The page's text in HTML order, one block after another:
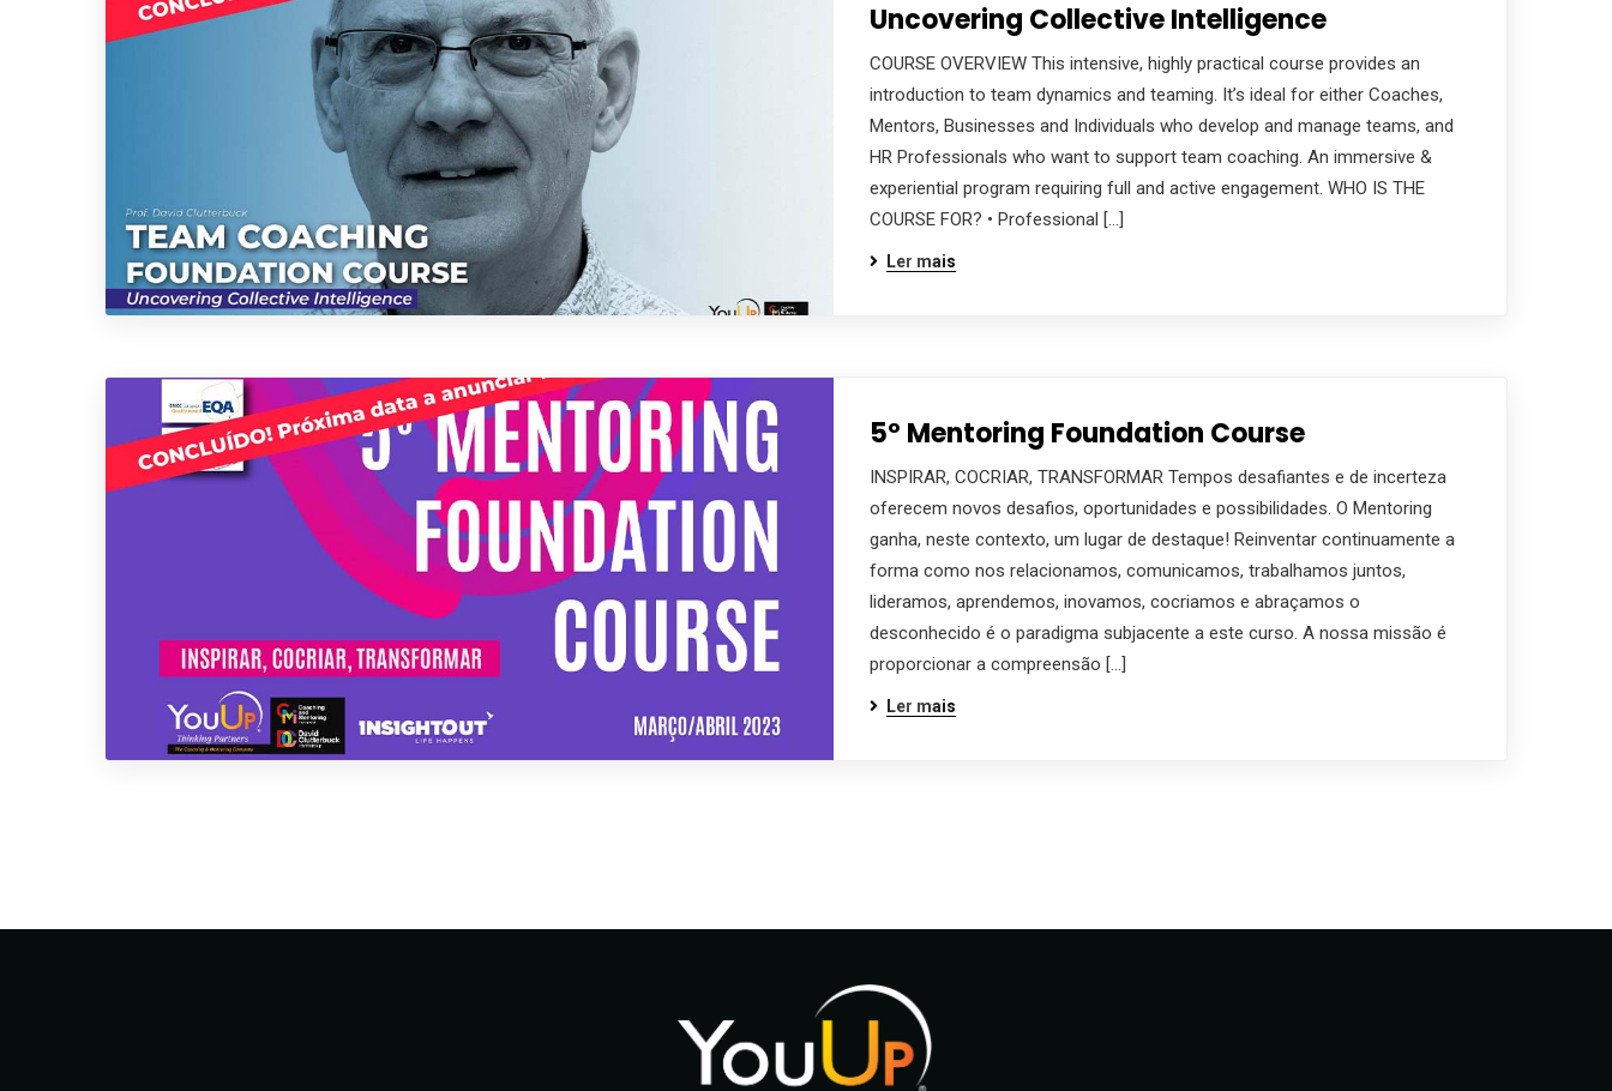
5º Mentoring Foundation Course
Uncovering Collective Intelligence
COURSE OVERVIEW This intensive, highly practical course provides an
introduction to team dynamics and teaming. It’s ideal for either Coaches,
Mentors, Businesses and Individuals who develop and manage teams, and
HR Professionals who want to support team coaching. An immersive &
experiential program requiring full and active engagement. WHO IS THE
COURSE FOR? • Professional […]
Ler mais
5º Mentoring Foundation Course
INSPIRAR, COCRIAR, TRANSFORMAR Tempos desafiantes e de incerteza
oferecem novos desafios, oportunidades e possibilidades. O Mentoring
ganha, neste contexto, um lugar de destaque! Reinventar continuamente a
forma como nos relacionamos, comunicamos, trabalhamos juntos,
lideramos, aprendemos, inovamos, cocriamos e abraçamos o
desconhecido é o paradigma subjacente a este curso. A nossa missão é
proporcionar a compreensão […]
Ler mais